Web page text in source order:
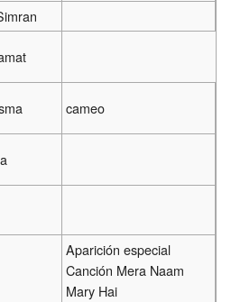
cameo
Aparición especial
Canción Mera Naam
Mary Hai